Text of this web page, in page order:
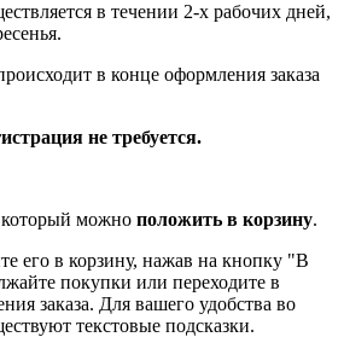
в течении 2-х рабочих дней,
в конце оформления заказа
не требуется.
который можно положить в корзину.
его в корзину, нажав на кнопку "В
покупки или переходите в
заказа. Для вашего удобства во
текстовые подсказки.